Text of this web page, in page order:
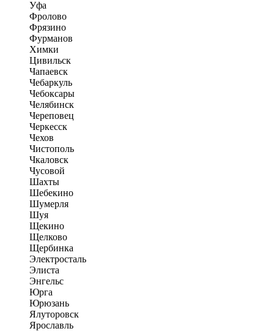
Уфа
Фролово
Фрязино
Фурманов
Химки
Цивильск
Чапаевск
Чебаркуль
Чебоксары
Челябинск
Череповец
Черкесск
Чехов
Чистополь
Чкаловск
Чусовой
Шахты
Шебекино
Шумерля
Шуя
Щекино
Щелково
Щербинка
Электросталь
Элиста
Энгельс
Юрга
Юрюзань
Ялуторовск
Ярославль